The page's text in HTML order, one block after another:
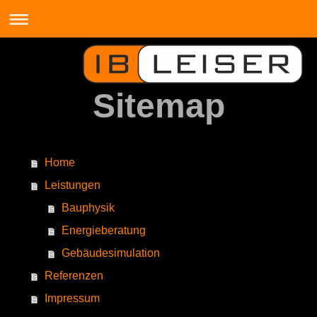
Sitemap
Home
Leistungen
Bauphysik
Energieberatung
Gebäudesimulation
Referenzen
Impressum